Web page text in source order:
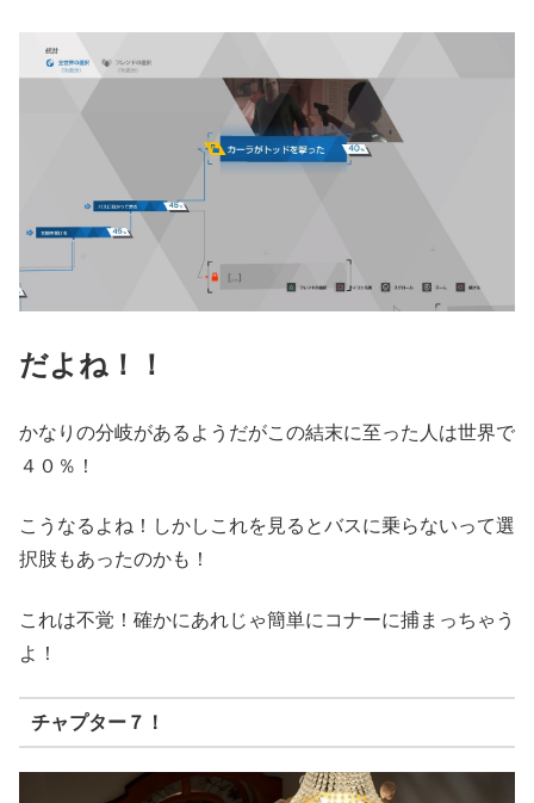
だよね！！
かなりの分岐があるようだがこの結末に至った人は世界で
４０％！
こうなるよね！しかしこれを見るとバスに乗らないって選
択肢もあったのかも！
これは不覚！確かにあれじゃ簡単にコナーに捕まっちゃう
よ！
チャプター７！